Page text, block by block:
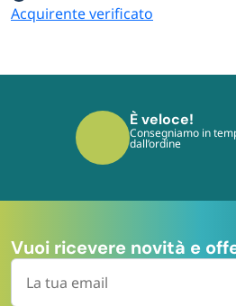
Acquirente verificato
È veloce!
Consegniamo in
dall’ordine
Vuoi ricevere novità e